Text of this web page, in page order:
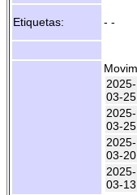
Etiquetas: - -
2025-
03-25
2025-
03-25
2025-
03-20
2025-
03-13